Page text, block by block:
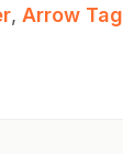
, Arrow Tag